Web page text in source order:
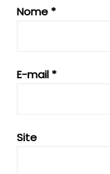
Nome *
E-mail *
Site